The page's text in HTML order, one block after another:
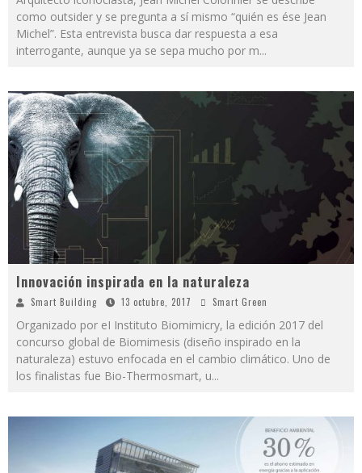
como outsider y se pregunta a sí mismo “quién es ése Jean
Michel”. Esta entrevista busca dar respuesta a esa
interrogante, aunque ya se sepa mucho por m...
Innovación inspirada en la naturaleza
Smart Building 13 octubre, 2017 Smart Green
Organizado por eI Instituto Biomimicry, la edición 2017 del
concurso global de Biomimesis (diseño inspirado en la
naturaleza) estuvo enfocada en el cambio climático. Uno de
los finalistas fue Bio-Thermosmart, u...